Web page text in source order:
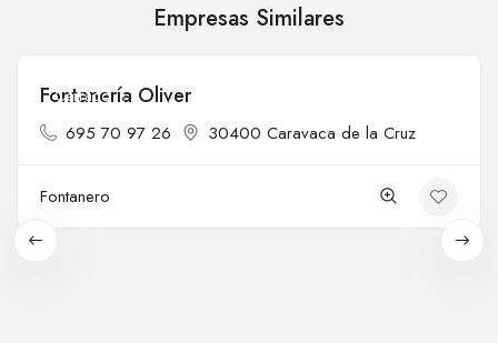
Empresas Similares
Cerrado
Fontanería Oliver
695 70 97 26 30400 Caravaca de la Cruz
Fontanero